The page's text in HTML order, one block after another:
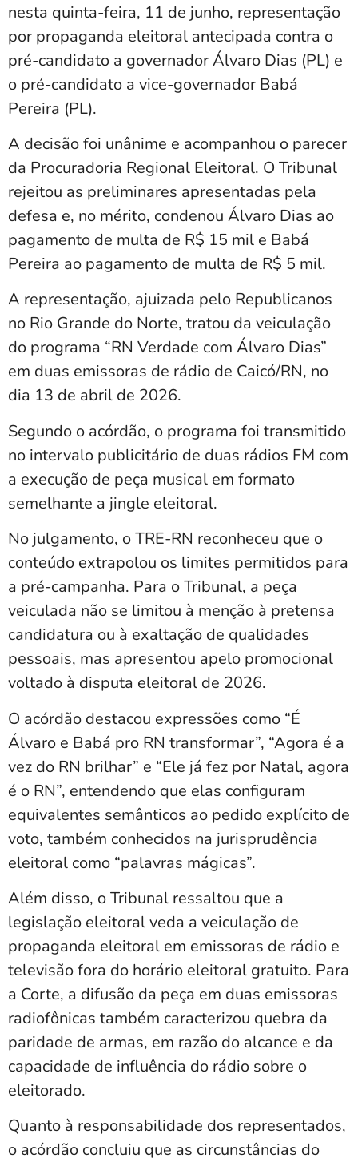
nesta quinta-feira, 11 de junho, representação
por propaganda eleitoral antecipada contra o
pré-candidato a governador Álvaro Dias (PL) e
o pré-candidato a vice-governador Babá
Pereira (PL).
A decisão foi unânime e acompanhou o parecer
da Procuradoria Regional Eleitoral. O Tribunal
rejeitou as preliminares apresentadas pela
defesa e, no mérito, condenou Álvaro Dias ao
pagamento de multa de R$ 15 mil e Babá
Pereira ao pagamento de multa de R$ 5 mil.
A representação, ajuizada pelo Republicanos
no Rio Grande do Norte, tratou da veiculação
do programa “RN Verdade com Álvaro Dias”
em duas emissoras de rádio de Caicó/RN, no
dia 13 de abril de 2026.
Segundo o acórdão, o programa foi transmitido
no intervalo publicitário de duas rádios FM com
a execução de peça musical em formato
semelhante a jingle eleitoral.
No julgamento, o TRE-RN reconheceu que o
conteúdo extrapolou os limites permitidos para
a pré-campanha. Para o Tribunal, a peça
veiculada não se limitou à menção à pretensa
candidatura ou à exaltação de qualidades
pessoais, mas apresentou apelo promocional
voltado à disputa eleitoral de 2026.
O acórdão destacou expressões como “É
Álvaro e Babá pro RN transformar”, “Agora é a
vez do RN brilhar” e “Ele já fez por Natal, agora
é o RN”, entendendo que elas configuram
equivalentes semânticos ao pedido explícito de
voto, também conhecidos na jurisprudência
eleitoral como “palavras mágicas”.
Além disso, o Tribunal ressaltou que a
legislação eleitoral veda a veiculação de
propaganda eleitoral em emissoras de rádio e
televisão fora do horário eleitoral gratuito. Para
a Corte, a difusão da peça em duas emissoras
radiofônicas também caracterizou quebra da
paridade de armas, em razão do alcance e da
capacidade de influência do rádio sobre o
eleitorado.
Quanto à responsabilidade dos representados,
o acórdão concluiu que as circunstâncias do